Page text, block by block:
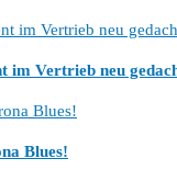
im Vertrieb neu
Blues!